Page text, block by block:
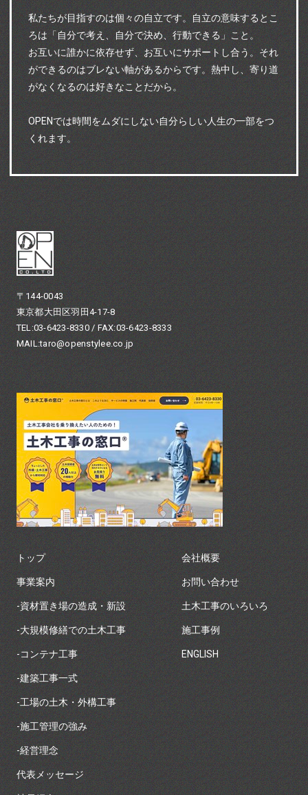
私たちが目指すのは個々の自立です。自立の意味するとこ
ろは「自分で考え、自分で決め、行動できる」こと。
お互いに誰かに依存せず、お互いにサポートし合う。それ
ができるのはブレない軸があるからです。熱中し、寄り道
がなくなるのは好きなことだから。
OPENでは時間をムダにしない自分らしい人生の一部をつ
くれます。
〒144-0043
東京都大田区羽田4-17-8
TEL:03-6423-8330 / FAX:03-6423-8333
MAIL:taro@openstylee.co.jp
トップ
事業案内
-資材置き場の造成・新設
-大規模修繕での土木工事
-コンテナ工事
-建築工事一式
-工場の土木・外構工事
-施工管理の強み
-経営理念
代表メッセージ
会社概要
お問い合わせ
土木工事のいろいろ
施工事例
ENGLISH